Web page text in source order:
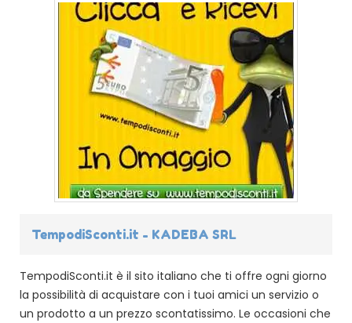
TempodiSconti.it - KADEBA SRL
TempodiSconti.it è il sito italiano che ti offre ogni giorno
la possibilità di acquistare con i tuoi amici un servizio o
un prodotto a un prezzo scontatissimo. Le occasioni che